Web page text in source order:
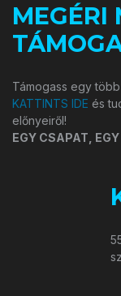
MEGÉRI
Támogass egy
KATTINTS IDE és
előnyeiről!
EGY CSAPAT,